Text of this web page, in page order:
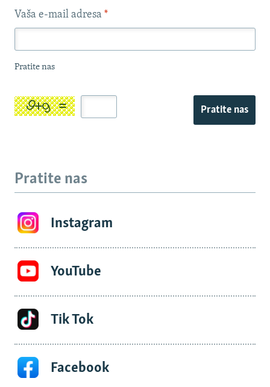
Vaša e-mail adresa *
Pratite nas
Pratite nas
Pratite nas
Instagram
YouTube
Tik Tok
Facebook